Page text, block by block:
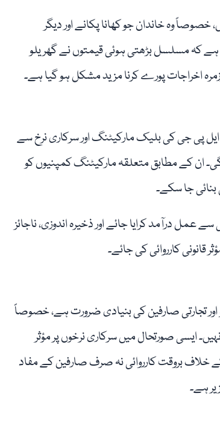
وہ خاندان جو کھانا پکانے اور دیگر
ہے کہ مسلسل بڑھتی ہوئی قیمتوں نے گھریلو
اخراجات پورے کرنا مزید مشکل ہو گیا ہے۔
پی جی کی بلیک مارکیٹنگ اور سرکاری نرخ سے
ان کے مطابق متعلقہ مارکیٹنگ کمپنیوں کو
بنائی جا سکے۔
عمل درآمد کرایا جائے اور ذخیرہ اندوزی، ناجائز
کارروائی کی جائے۔
تجارتی صارفین کی بنیادی ضرورت ہے، خصوصاً
ایسی صورتحال میں سرکاری نرخوں پر مؤثر
خلاف بروقت کارروائی نہ صرف صارفین کے مفاد
ہے۔